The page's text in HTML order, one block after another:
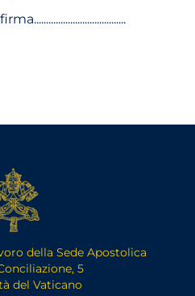
della Sede Apostolica
5
del Vaticano